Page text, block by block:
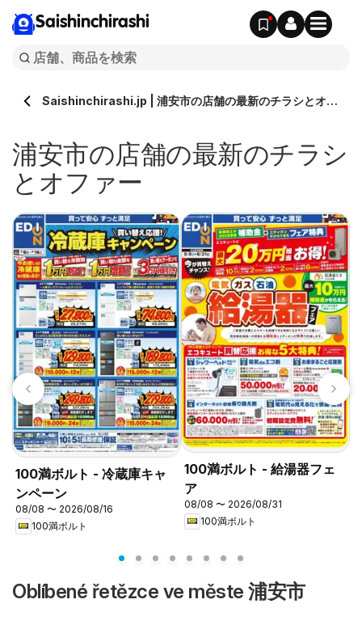
Saishinchirashi
Saishinchirashi.jp | 浦安市の店舗の最新のチラシとオフ
浦安市の店舗の最新のチラシ
とオファー
100満ボルト - 冷蔵庫キャ
ンペーン
08/08 〜 2026/08/16
100満ボルト
100満ボルト - 給湯器フェ
ア
08/08 〜 2026/08/31
100満ボルト
Oblíbené řetězce ve měste 浦安市